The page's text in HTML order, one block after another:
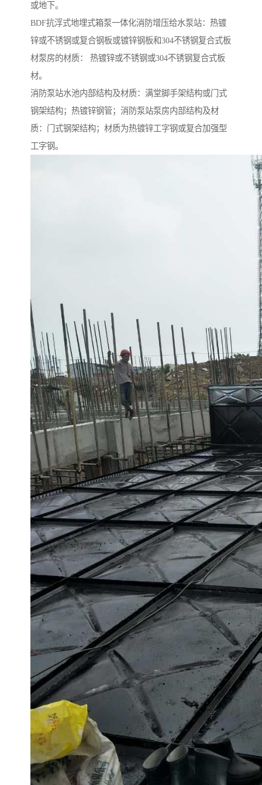
或地下。
BDF抗浮式地埋式箱泵一体化消防增压给水泵站：热镀
锌或不锈钢或复合钢板或镀锌钢板和304不锈钢复合式板
材泵房的材质： 热镀锌或不锈钢或304不锈钢复合式板
材。
消防泵站水池内部结构及材质：满堂脚手架结构或门式
钢架结构；热镀锌钢管；消防泵站泵房内部结构及材
质：门式钢架结构；材质为热镀锌工字钢或复合加强型
工字钢。